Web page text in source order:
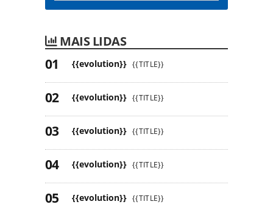
MAIS LIDAS
{{evolution}} {{TITLE}}
{{evolution}} {{TITLE}}
{{evolution}} {{TITLE}}
{{evolution}} {{TITLE}}
{{evolution}} {{TITLE}}